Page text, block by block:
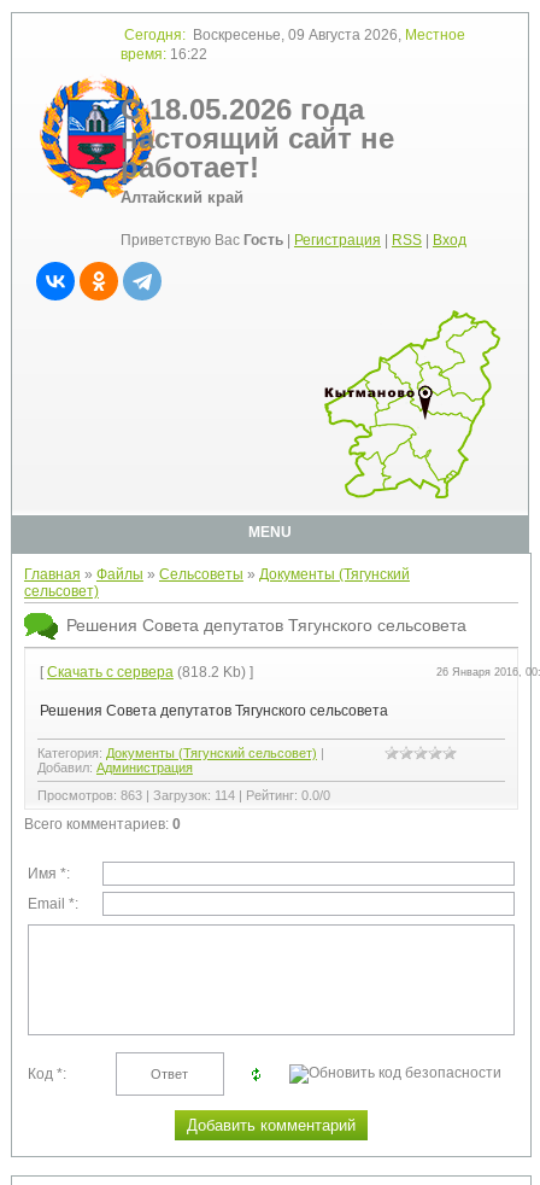
Сегодня:Воскресенье, 09 Августа 2026, Местное
время:16:22
С 18.05.2026 года
настоящий сайт не
работает!
Алтайский край
Приветствую Вас Гость| Регистрация RSS| Вход
MENU
Главная » Файлы » Сельсоветы » Документы (Тягунский
сельсовет)
Решения Совета депутатов Тягунского сельсовета
[ Скачать с сервера (818.2 Kb) ] 26 Января 2016,
Решения Совета депутатов Тягунского сельсовета
Категория: Документы (Тягунский сельсовет) |
Добавил: Администрация
Просмотров: 863| Загрузок: 114 | Рейтинг: 0.0/0
Всего комментариев: 0
Имя *:
Email *:
Код *: